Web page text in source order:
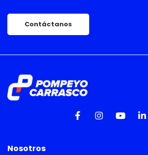
Contáctanos
Nosotros